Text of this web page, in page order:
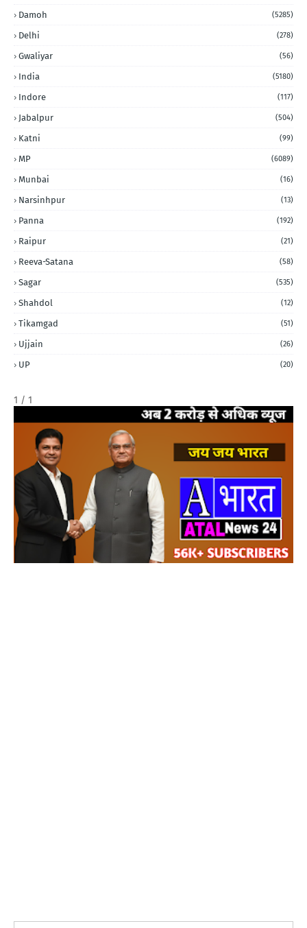
Damoh (5285)
Delhi (278)
Gwaliyar (56)
India (5180)
Indore (117)
Jabalpur (504)
Katni (99)
MP (6089)
Munbai (16)
Narsinhpur (13)
Panna (192)
Raipur (21)
Reeva-Satana (58)
Sagar (535)
Shahdol (12)
Tikamgad (51)
Ujjain (26)
UP (20)
1 / 1